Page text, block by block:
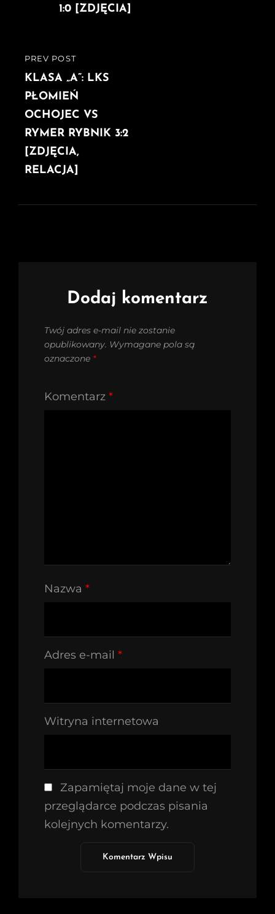
PREVIOUS
POST
PREV POST
KLASA „A”: LKS
PŁOMIEŃ
OCHOJEC VS
RYMER RYBNIK 3:2
[ZDJĘCIA,
RELACJA]
1:0 [ZDJĘCIA]
Dodaj komentarz
Twój adres e-mail nie zostanie
opublikowany. Wymagane pola są
oznaczone *
Komentarz *
Nazwa *
Adres e-mail *
Witryna internetowa
Zapamiętaj moje dane w tej
przeglądarce podczas pisania
kolejnych komentarzy.